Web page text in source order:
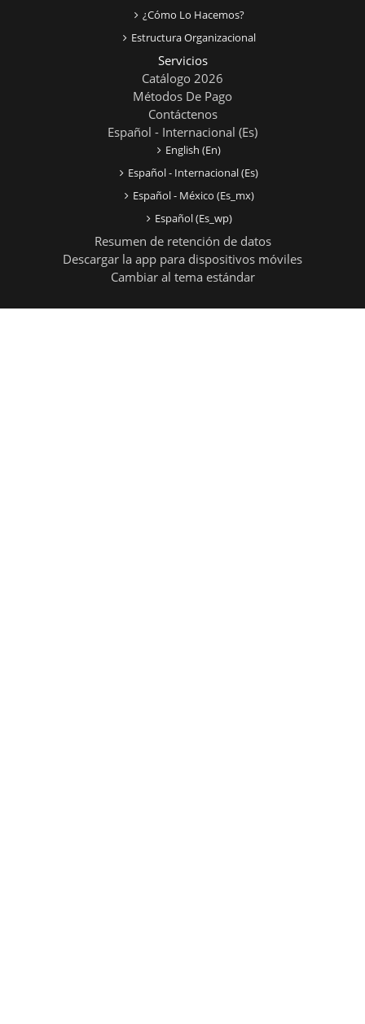
¿Cómo Lo Hacemos?
Estructura Organizacional
Servicios
Catálogo 2026
Métodos De Pago
Contáctenos
Español - Internacional ‎(es)‎
English ‎(en)‎
Español - Internacional ‎(es)‎
Español - México ‎(es_mx)‎
Español ‎(es_wp)‎
Resumen de retención de datos
Descargar la app para dispositivos móviles
Cambiar al tema estándar